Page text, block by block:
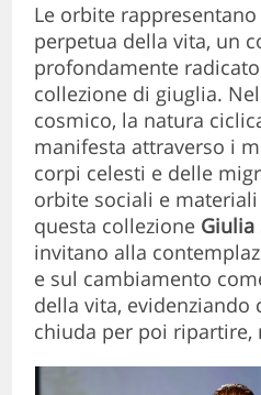
Le orbite rappresentano
perpetua della vita, un
profondamente
collezione di giuglia.
cosmico, la natura
manifesta attraverso i
corpi celesti e delle
orbite sociali e
questa collezione Giulia
invitano alla
e sul cambiamento
della vita, evidenziando
chiuda per poi ripartire,